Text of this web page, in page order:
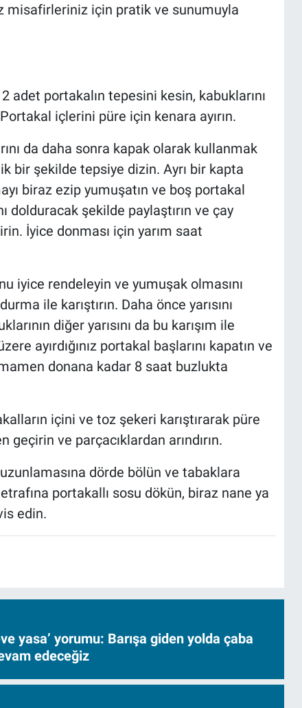
misafirleriniz için pratik ve sunumuyla
adet portakalın tepesini kesin, kabuklarını
içlerini püre için kenara ayırın.
da daha sonra kapak olarak kullanmak
bir şekilde tepsiye dizin. Ayrı bir kapta
biraz ezip yumuşatın ve boş portakal
dolduracak şekilde paylaştırın ve çay
İyice donması için yarım saat
iyice rendeleyin ve yumuşak olmasını
ile karıştırın. Daha önce yarısını
diğer yarısını da bu karışım ile
ayırdığınız portakal başlarını kapatın ve
donana kadar 8 saat buzlukta
içini ve toz şekeri karıştırarak püre
ve parçacıklardan arındırın.
dörde bölün ve tabaklara
portakallı sosu dökün, biraz nane ya
edin.
yasa’ yorumu: Barışa giden yolda çaba
edeceğiz